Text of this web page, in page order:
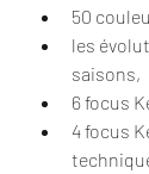
50
les
saisons,
6 focus
4 focus